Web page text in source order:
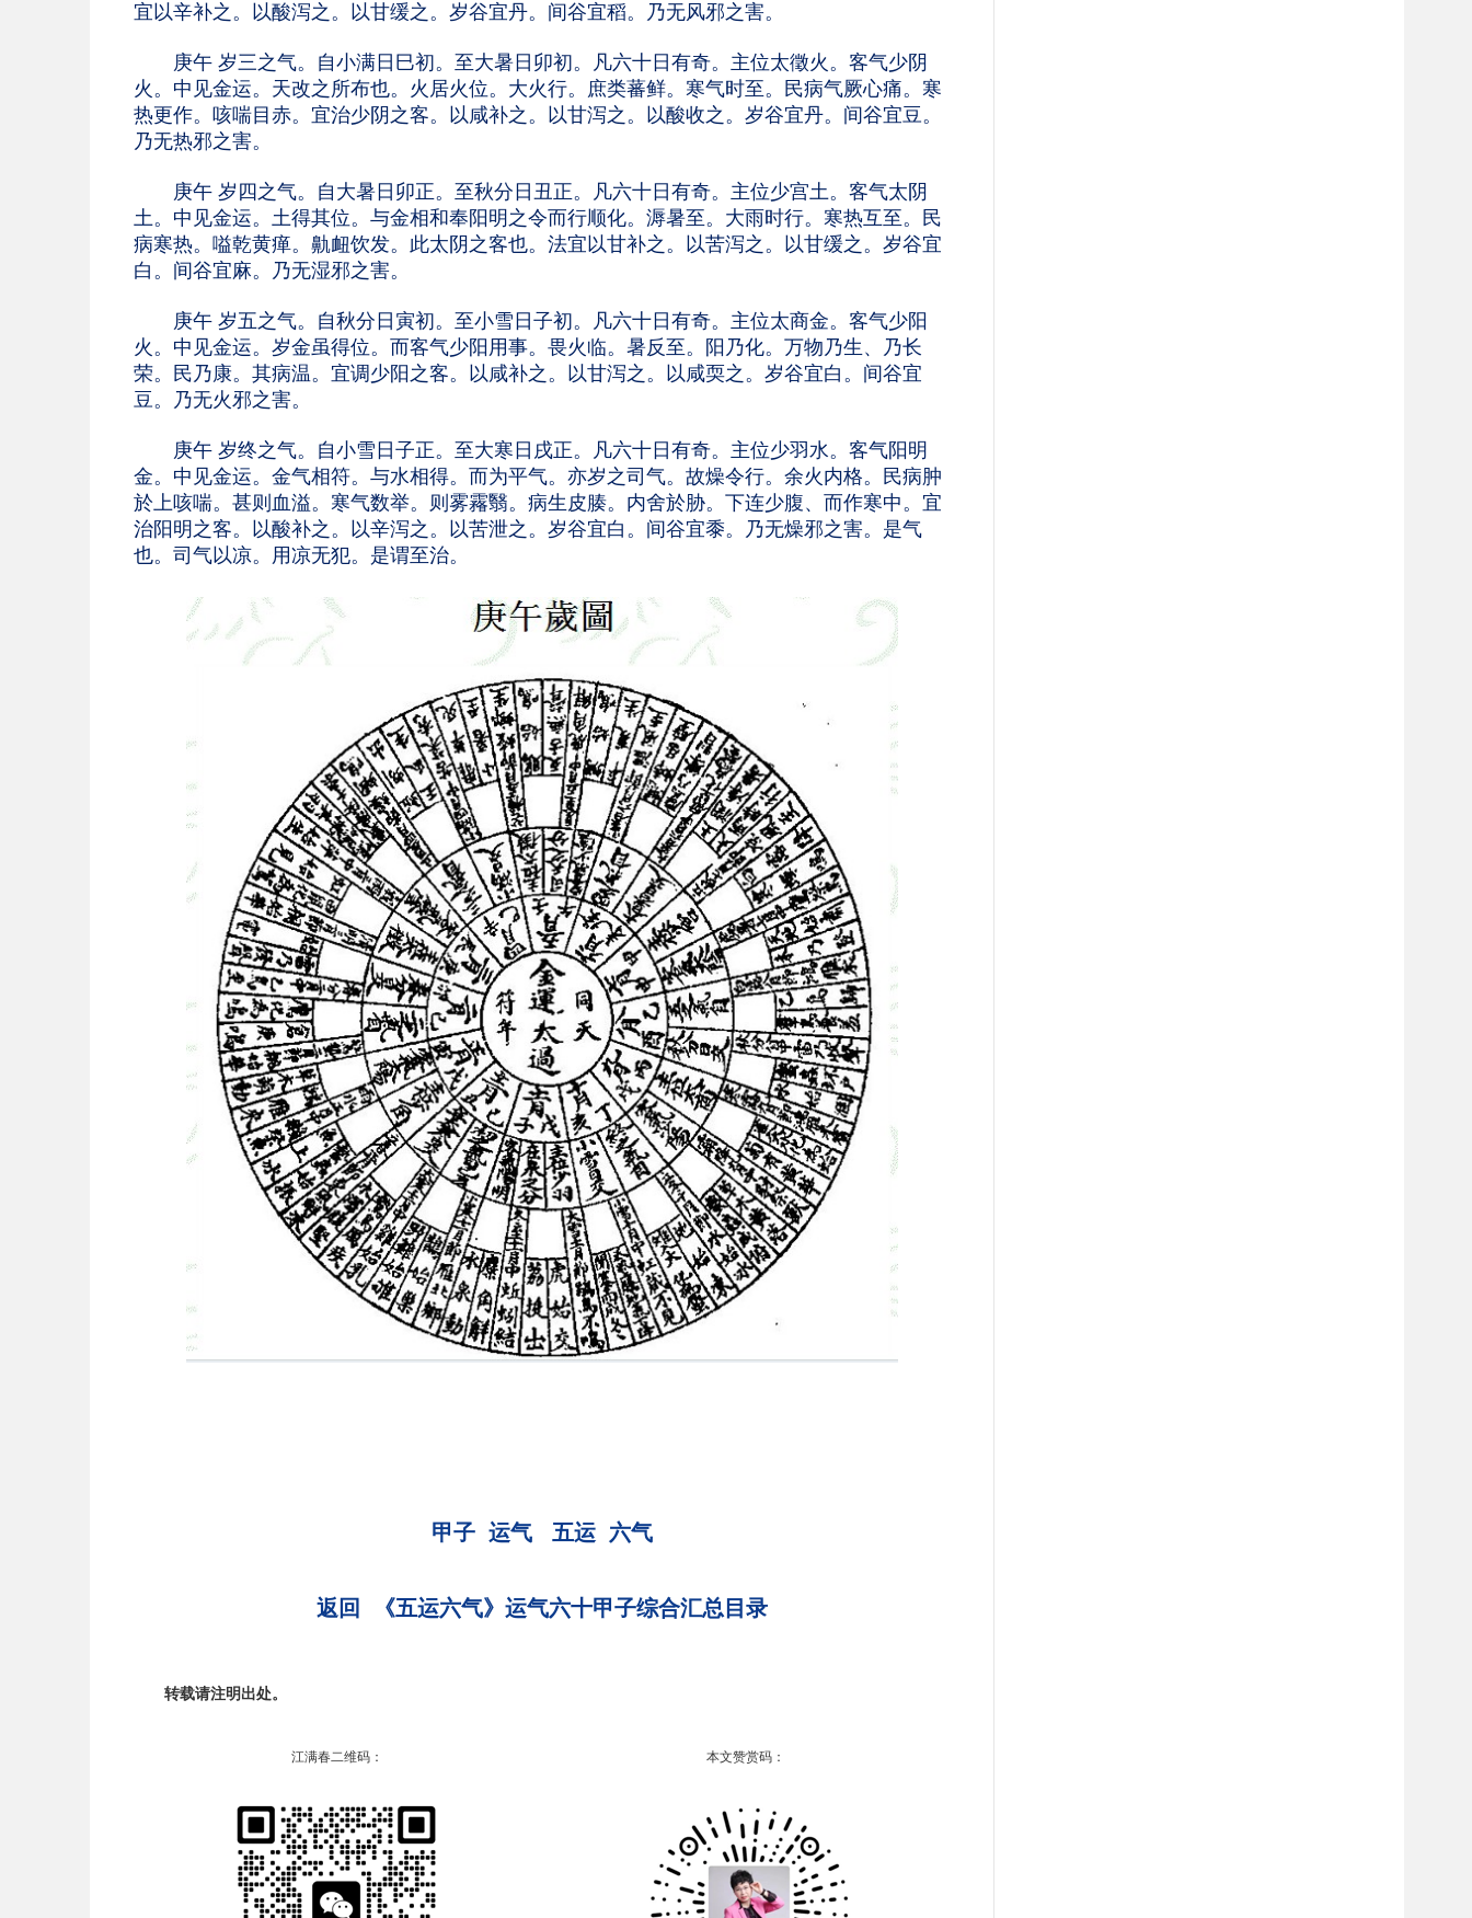
宜以辛补之。以酸泻之。以甘缓之。岁谷宜丹。间谷宜稻。乃无风邪之害。
庚午 岁三之气。自小满日巳初。至大暑日卯初。凡六十日有奇。主位太徵火。客气少阴
火。中见金运。天改之所布也。火居火位。大火行。庶类蕃鲜。寒气时至。民病气厥心痛。寒
热更作。咳喘目赤。宜治少阴之客。以咸补之。以甘泻之。以酸收之。岁谷宜丹。间谷宜豆。
乃无热邪之害。
庚午 岁四之气。自大暑日卯正。至秋分日丑正。凡六十日有奇。主位少宫土。客气太阴
土。中见金运。土得其位。与金相和奉阳明之令而行顺化。溽暑至。大雨时行。寒热互至。民
病寒热。嗌乾黄瘅。鼽衄饮发。此太阴之客也。法宜以甘补之。以苦泻之。以甘缓之。岁谷宜
白。间谷宜麻。乃无湿邪之害。
庚午 岁五之气。自秋分日寅初。至小雪日子初。凡六十日有奇。主位太商金。客气少阳
火。中见金运。岁金虽得位。而客气少阳用事。畏火临。暑反至。阳乃化。万物乃生、乃长
荣。民乃康。其病温。宜调少阳之客。以咸补之。以甘泻之。以咸耎之。岁谷宜白。间谷宜
豆。乃无火邪之害。
庚午 岁终之气。自小雪日子正。至大寒日戌正。凡六十日有奇。主位少羽水。客气阳明
金。中见金运。金气相符。与水相得。而为平气。亦岁之司气。故燥令行。余火内格。民病肿
於上咳喘。甚则血溢。寒气数举。则雾霿翳。病生皮腠。内舍於胁。下连少腹、而作寒中。宜
治阳明之客。以酸补之。以辛泻之。以苦泄之。岁谷宜白。间谷宜黍。乃无燥邪之害。是气
也。司气以凉。用凉无犯。是谓至治。
甲子 运气 五运 六气
返回 《五运六气》运气六十甲子综合汇总目录
转载请注明出处。
江满春二维码： 本文赞赏码：